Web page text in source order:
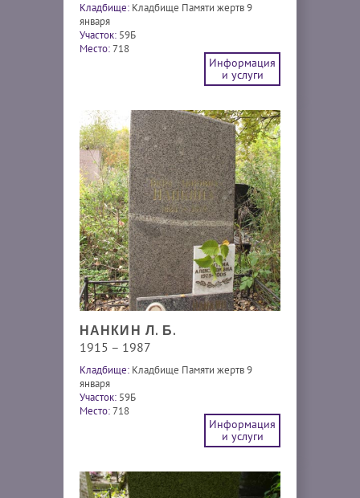
Кладбище: Кладбище Памяти жертв 9
января
Участок: 59Б
Место:718
Информация
и услуги
НАНКИН Л. Б.
1915 – 1987
Кладбище: Кладбище Памяти жертв 9
января
Участок: 59Б
Место:718
Информация
и услуги